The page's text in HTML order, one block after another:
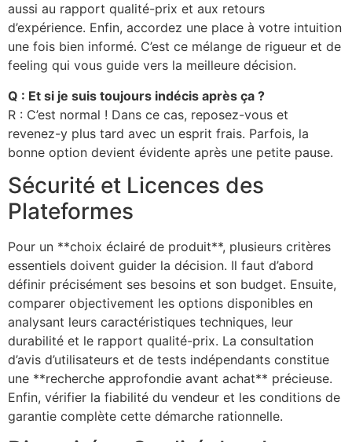
aussi au rapport qualité-prix et aux retours
d’expérience. Enfin, accordez une place à votre intuition
une fois bien informé. C’est ce mélange de rigueur et de
feeling qui vous guide vers la meilleure décision.
Q : Et si je suis toujours indécis après ça ?
R : C’est normal ! Dans ce cas, reposez-vous et
revenez-y plus tard avec un esprit frais. Parfois, la
bonne option devient évidente après une petite pause.
Sécurité et Licences des
Plateformes
Pour un **choix éclairé de produit**, plusieurs critères
essentiels doivent guider la décision. Il faut d’abord
définir précisément ses besoins et son budget. Ensuite,
comparer objectivement les options disponibles en
analysant leurs caractéristiques techniques, leur
durabilité et le rapport qualité-prix. La consultation
d’avis d’utilisateurs et de tests indépendants constitue
une **recherche approfondie avant achat** précieuse.
Enfin, vérifier la fiabilité du vendeur et les conditions de
garantie complète cette démarche rationnelle.